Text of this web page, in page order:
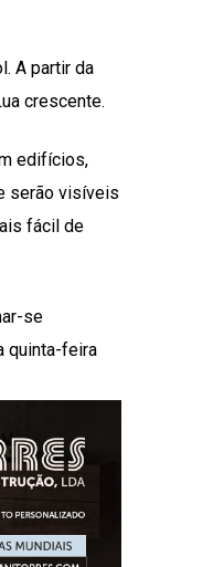
A partir da
crescente.
edifícios,
serão visíveis
fácil de
se
quinta-feira